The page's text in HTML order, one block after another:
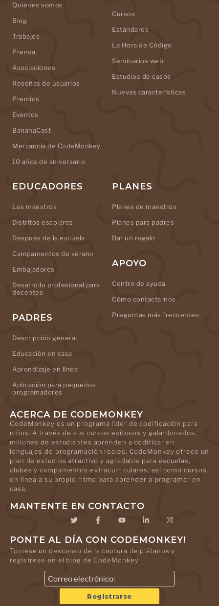
Quiénes somos
Blog
Trabajos
Prensa
Asociaciones
Reseñas de usuarios
Premios
Eventos
BananaCast
Mercancía de CodeMonkey
10 años de aniversario
Cursos
Estándares
La Hora de Código
Seminarios web
Estudios de casos
Nuevas características
EDUCADORES
Los maestros
Distritos escolares
Después de la escuela
Campamentos de verano
Embajadores
Desarrollo profesional para
docentes
PADRES
Descripción general
Educación en casa
Aprendizaje en línea
Aplicación para pequeños
programadores
PLANES
Planes de maestros
Planes para padres
Dar un regalo
APOYO
Centro de ayuda
Cómo contactarnos
Preguntas más frecuentes
ACERCA DE CODEMONKEY
CodeMonkey es un programa líder de codificación para
niños. A través de sus cursos exitosos y galardonados,
millones de estudiantes aprenden a codificar en
lenguajes de programación reales. CodeMonkey ofrece un
plan de estudios atractivo y agradable para escuelas,
clubes y campamentos extracurriculares, así como cursos
en línea a su propio ritmo para aprender a programar en
casa.
MANTENTE EN CONTACTO
PONTE AL DÍA CON CODEMONKEY!
Tómese un descanso de la captura de plátanos y
regístrese en el blog de CodeMonkey